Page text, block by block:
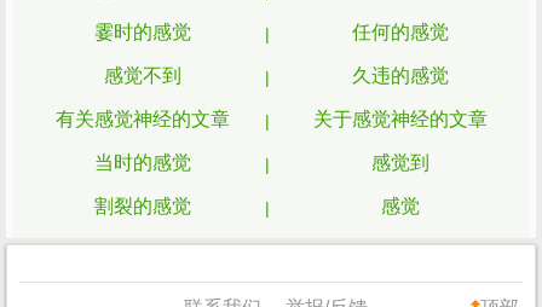
霎时的感觉 任何的感觉
感觉不到 久违的感觉
有关感觉神经的文章 关于感觉神经的文章
当时的感觉 感觉到
割裂的感觉 感觉
轰轰烈烈的感觉 踏实的感觉